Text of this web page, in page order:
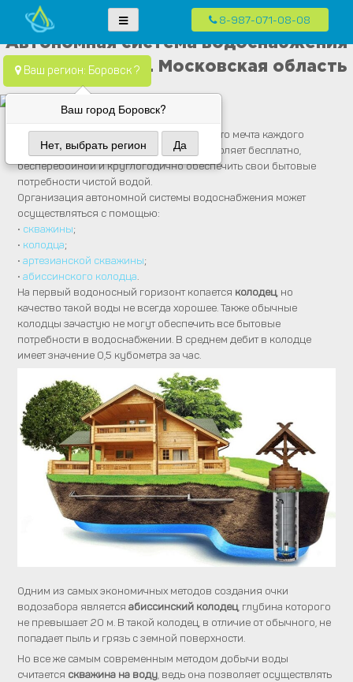
to
content
канализация.
систем водоснабжения, канализации и отопления в частных домах в
Москве и Московской области
Ваш регион: Боровск ?
Ваш город Боровск?
Нет, выбрать регион Да
8-987-071-08-08
Автономная система водоснабжения
в частном доме. Московская область
Автономная система водоснабжения
– это мечта каждого
владельца частного дома, ведь она позволяет бесплатно,
бесперебойной и круглогодично обеспечить свои бытовые
потребности чистой водой.
Организация автономной системы водоснабжения может
осуществляться с помощью:
• скважины;
• колодца;
•артезианской скважины;
•абиссинского колодца
На первый водоносный горизонт копается колодец , но
качество такой воды не всегда хорошее. Также обычные
колодцы зачастую не могут обеспечить все бытовые
потребности в водоснабжении. В среднем дебит в колодце
имеет значение 0,5 кубометра за час.
Одним из самых экономичных методов создания очки
водозабора являетсяабиссинский колодец , глубина которого
не превышает 20 м. В такой колодец, в отличие от обычного, не
попадает пыль и грязь с земной поверхности.
Но все же самым современным методом добычи воды
считается скважина на воду, ведь она позволяет осуществлять